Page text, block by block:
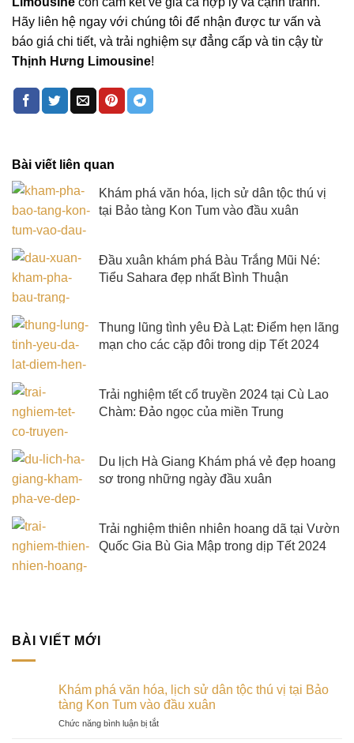
Hãy liên hệ ngay với chúng tôi để nhận được tư vấn và
báo giá chi tiết, và trải nghiệm sự đẳng cấp và tin cậy từ
Thịnh Hưng Limousine!
Bài viết liên quan
Khám phá văn hóa, lịch sử dân tộc thú vị
tại Bảo tàng Kon Tum vào đầu xuân
Đầu xuân khám phá Bàu Trắng Mũi Né:
Tiểu Sahara đẹp nhất Bình Thuận
Thung lũng tình yêu Đà Lạt: Điểm hẹn lãng
mạn cho các cặp đôi trong dịp Tết 2024
Trải nghiệm tết cổ truyền 2024 tại Cù Lao
Chàm: Đảo ngọc của miền Trung
Du lịch Hà Giang Khám phá vẻ đẹp hoang
sơ trong những ngày đầu xuân
Trải nghiệm thiên nhiên hoang dã tại Vườn
Quốc Gia Bù Gia Mập trong dịp Tết 2024
BÀI VIẾT MỚI
Khám phá văn hóa, lịch sử dân tộc thú vị tại Bảo
tàng Kon Tum vào đầu xuân
Chức năng bình luận bị tắtở